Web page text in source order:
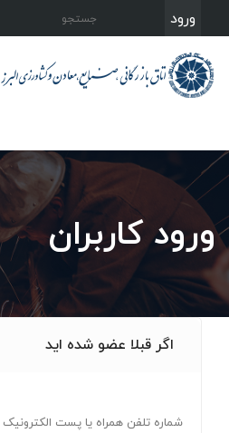
ورود
ورود کاربران
اگر قبلا عضو شده اید
شماره تلفن همراه یا پست الکترونیک